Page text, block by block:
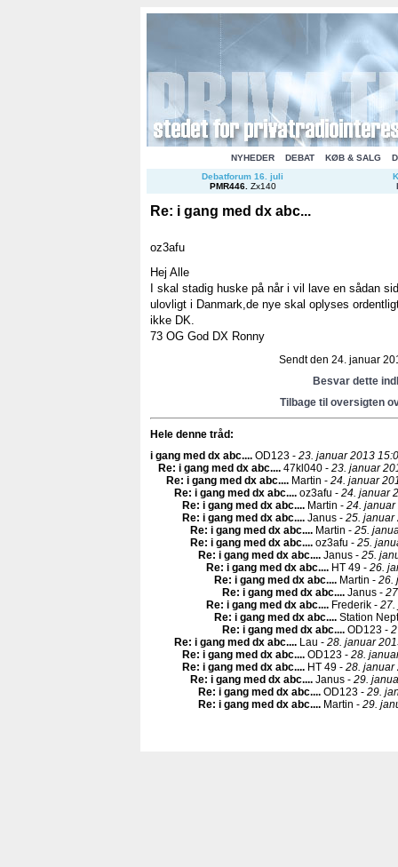
NYHEDER DEBAT KØB & SALG
Debatforum 16. juli
PMR446. Zx140
Re: i gang med dx abc...
oz3afu
Hej Alle
I skal stadig huske på når i vil lave en sådan
ulovligt i Danmark,de nye skal oplyses
ikke DK.
73 OG God DX Ronny
Sendt den 24. januar
Besvar dette
Tilbage til oversigten
Hele denne tråd:
i gang med dx abc.... OD123 - 23. januar 2013
Re: i gang med dx abc.... 47kl040 - 23. januar
Re: i gang med dx abc.... Martin - 24. januar
Re: i gang med dx abc.... oz3afu - 24. januar
Re: i gang med dx abc.... Martin - 24. januar
Re: i gang med dx abc.... Janus - 25. januar
Re: i gang med dx abc.... Martin - 25.
Re: i gang med dx abc.... oz3afu - 25.
Re: i gang med dx abc.... Janus - 25.
Re: i gang med dx abc.... HT 49 - 26.
Re: i gang med dx abc.... Martin - 26.
Re: i gang med dx abc.... Janus -
Re: i gang med dx abc.... Frederik - 27.
Re: i gang med dx abc.... Station
Re: i gang med dx abc.... OD123 -
Re: i gang med dx abc.... Lau - 28. januar
Re: i gang med dx abc.... OD123 - 28.
Re: i gang med dx abc.... HT 49 - 28. januar
Re: i gang med dx abc.... Janus - 29.
Re: i gang med dx abc.... OD123 - 29.
Re: i gang med dx abc.... Martin - 29.